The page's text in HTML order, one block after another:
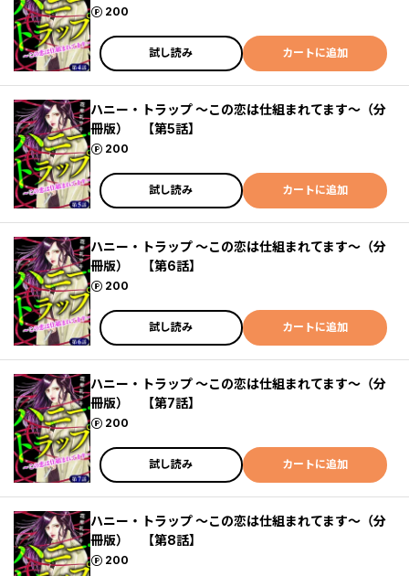
200
ポイント
試し読み カートに追加
ハニー・トラップ ～この恋は仕組まれてます～（分
冊版） 【第5話】
200
ポイント
試し読み カートに追加
ハニー・トラップ ～この恋は仕組まれてます～（分
冊版） 【第6話】
200
ポイント
試し読み カートに追加
ハニー・トラップ ～この恋は仕組まれてます～（分
冊版） 【第7話】
200
ポイント
試し読み カートに追加
ハニー・トラップ ～この恋は仕組まれてます～（分
冊版） 【第8話】
200
ポイント